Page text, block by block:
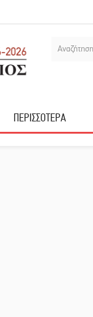
ΠΕΡΙΣΣΟΤΕΡΑ